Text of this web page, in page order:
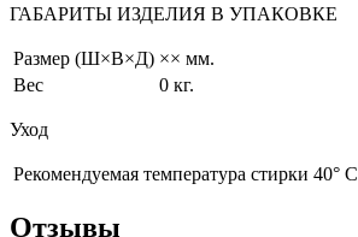
ГАБАРИТЫ ИЗДЕЛИЯ В УПАКОВКЕ
Размер (Ш×В×Д) ×× мм.
Вес
0 кг.
Уход
Рекомендуемая температура стирки 40° С
Отзывы